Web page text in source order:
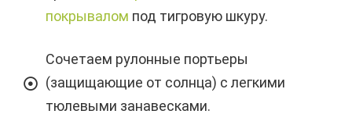
покрывалом под тигровую шкуру.
Сочетаем рулонные портьеры
(защищающие от солнца) с легкими
тюлевыми занавесками.